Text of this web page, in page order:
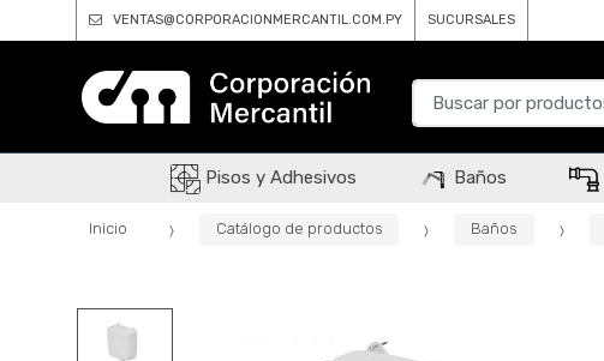
VENTAS@CORPORACIONMERCANTIL.COM.PY SUCURSALES
B
Pisos y Adhesivos Baños
Inicio Catálogo de productos Baños